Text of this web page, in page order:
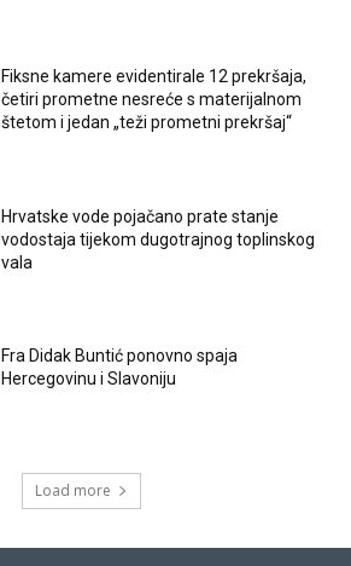
Fiksne kamere evidentirale 12 prekršaja,
četiri prometne nesreće s materijalnom
štetom i jedan „teži prometni prekršaj“
Hrvatske vode pojačano prate stanje
vodostaja tijekom dugotrajnog toplinskog
vala
Fra Didak Buntić ponovno spaja
Hercegovinu i Slavoniju
Load more